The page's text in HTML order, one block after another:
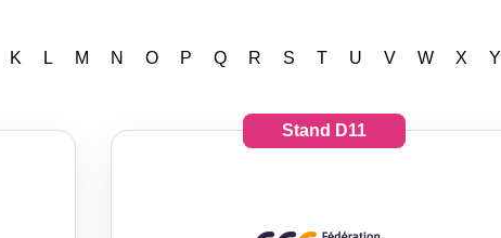
K L M N O P Q R S T U V W X Y
Stand D11